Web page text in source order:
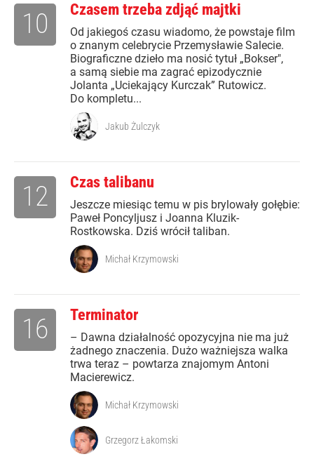
Czasem trzeba zdjąć majtki
Od jakiegoś czasu wiadomo, że powstaje film
o znanym celebrycie Przemysławie Salecie.
Biograficzne dzieło ma nosić tytuł „Bokser",
a samą siebie ma zagrać epizodycznie
Jolanta „Uciekający Kurczak” Rutowicz.
Do kompletu...
10
Jakub Żulczyk
Czas talibanu
Jeszcze miesiąc temu w pis brylowały gołębie:
Paweł Poncyljusz i Joanna Kluzik-
Rostkowska. Dziś wrócił taliban.
12
Michał Krzymowski
Terminator
– Dawna działalność opozycyjna nie ma już
żadnego znaczenia. Dużo ważniejsza walka
trwa teraz – powtarza znajomym Antoni
Macierewicz.
16
Michał Krzymowski
Grzegorz Łakomski